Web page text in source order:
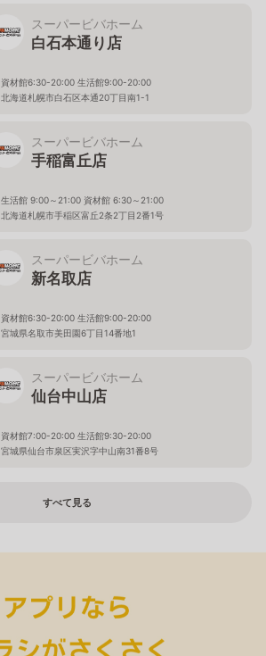
スーパービバホーム
白石本通り店
資材館6:30-20:00 生活館9:00-20:00
北海道札幌市白石区本通20丁目南1-1
スーパービバホーム
手稲富丘店
生活館 9:00～21:00 資材館 6:30～21:00
北海道札幌市手稲区富丘2条2丁目2番1号
スーパービバホーム
新名取店
資材館6:30-20:00 生活館9:00-20:00
宮城県名取市美田園6丁目14番地1
スーパービバホーム
仙台中山店
資材館7:00-20:00 生活館9:30-20:00
宮城県仙台市泉区実沢字中山南31番8号
すべて見る